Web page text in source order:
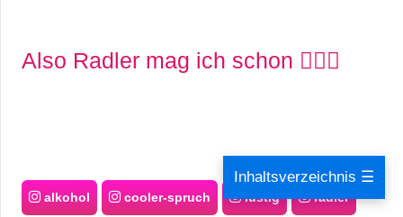
Also Radler mag ich schon 🧝🏻‍♂️
alkohol cooler-spruch lustig radler
Inhaltsverzeichnis ☰